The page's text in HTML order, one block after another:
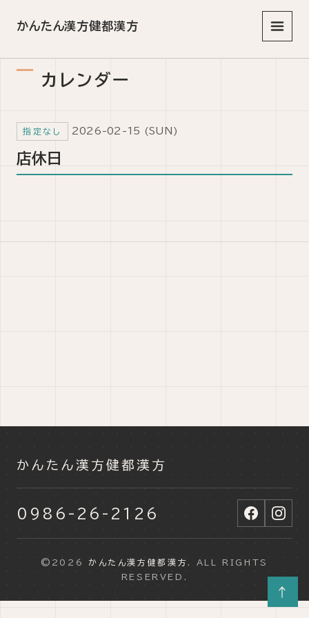
↑
かんたん漢方健都漢方
メニュ
カレンダー
指定なし 2026-02-15 (SUN)
店休日
かんたん漢方健都漢方
0986-26-2126
©2026 かんたん漢方健都漢方
. ALL RIGHTS
RESERVED.